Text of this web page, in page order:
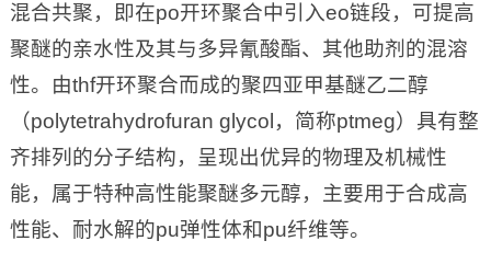
混合共聚，即在po开环聚合中引入eo链段，可提高
聚醚的亲水性及其与多异氰酸酯、其他助剂的混溶
性。由thf开环聚合而成的聚四亚甲基醚乙二醇
（polytetrahydrofuran glycol，简称ptmeg）具有整
齐排列的分子结构，呈现出优异的物理及机械性
能，属于特种高性能聚醚多元醇，主要用于合成高
性能、耐水解的pu弹性体和pu纤维等。